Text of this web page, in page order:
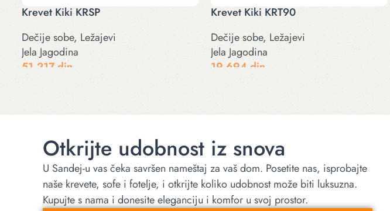
Krevet Kiki KRSP
Dečije sobe, Ležajevi
Jela Jagodina
51.217din
Odaberite opcije
Krevet Kiki KRT90
Dečije sobe, Ležajevi
Jela Jagodina
19.694din
Odaberite opcije
Otkrijte udobnost iz snova
U Sandej-u vas čeka savršen nameštaj za vaš dom. Posetite nas, isprobajte
naše krevete, sofe i fotelje, i otkrijte koliko udobnost može biti luksuzna.
Kupujte s nama i donesite eleganciju i komfor u svoj prostor.